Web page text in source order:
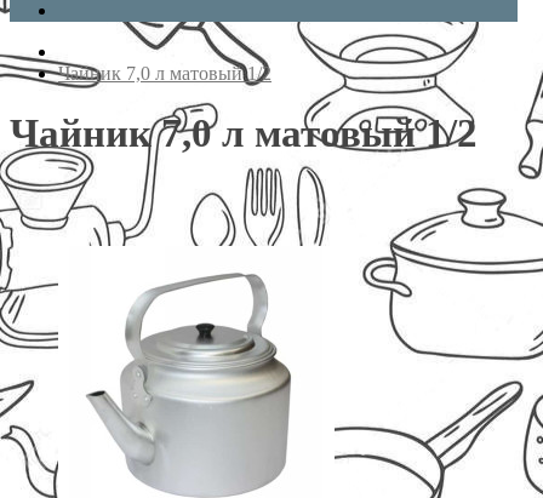
Чайник 7,0 л матовый 1/2
Чайник 7,0 л матовый 1/2